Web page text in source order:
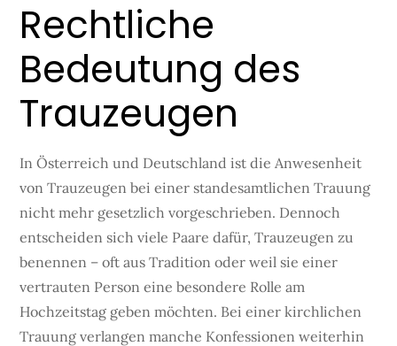
Rechtliche
Bedeutung des
Trauzeugen
In Österreich und Deutschland ist die Anwesenheit
von Trauzeugen bei einer standesamtlichen Trauung
nicht mehr gesetzlich vorgeschrieben. Dennoch
entscheiden sich viele Paare dafür, Trauzeugen zu
benennen – oft aus Tradition oder weil sie einer
vertrauten Person eine besondere Rolle am
Hochzeitstag geben möchten. Bei einer kirchlichen
Trauung verlangen manche Konfessionen weiterhin